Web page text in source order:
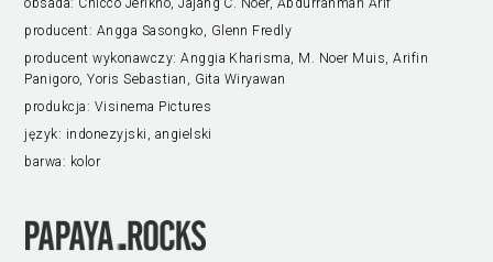
obsada: Chicco Jerikho, Jajang C. Noer, Abdurrahman Arif
producent: Angga Sasongko, Glenn Fredly
producent wykonawczy:Anggia Kharisma, M. Noer Muis, Arifin
Panigoro, Yoris Sebastian, Gita Wiryawan
produkcja: Visinema Pictures
język: indonezyjski, angielski
barwa: kolor